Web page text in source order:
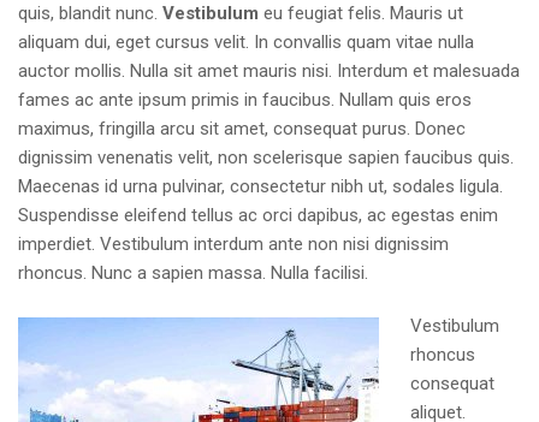
quis, blandit nunc. Vestibulum eu feugiat felis. Mauris ut
aliquam dui, eget cursus velit. In convallis quam vitae nulla
auctor mollis. Nulla sit amet mauris nisi. Interdum et malesuada
fames ac ante ipsum primis in faucibus. Nullam quis eros
maximus, fringilla arcu sit amet, consequat purus. Donec
dignissim venenatis velit, non scelerisque sapien faucibus quis.
Maecenas id urna pulvinar, consectetur nibh ut, sodales ligula.
Suspendisse eleifend tellus ac orci dapibus, ac egestas enim
imperdiet. Vestibulum interdum ante non nisi dignissim
rhoncus. Nunc a sapien massa. Nulla facilisi.
Vestibulum
rhoncus
consequat
aliquet.